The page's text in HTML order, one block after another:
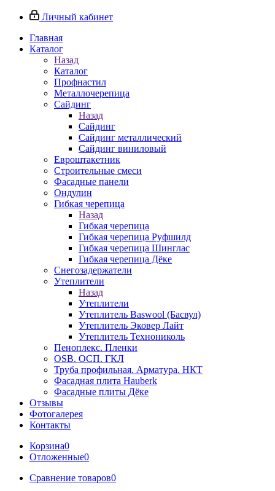
Личный кабинет
Главная
Каталог
Назад
Каталог
Профнастил
Металлочерепица
Сайдинг
Назад
Сайдинг
Сайдинг металлический
Сайдинг виниловый
Евроштакетник
Строительные смеси
Фасадные панели
Ондулин
Гибкая черепица
Назад
Гибкая черепица
Гибкая черепица Руфшилд
Гибкая черепица Шинглас
Гибкая черепица Дёке
Снегозадержатели
Утеплители
Назад
Утеплители
Утеплитель Baswool (Басвул)
Утеплитель Эковер Лайт
Утеплитель Технониколь
Пеноплекс. Пленки
OSB. ОСП. ГКЛ
Труба профильная. Арматура. НКТ
Фасадная плита Hauberk
Фасадные плиты Дёке
Отзывы
Фотогалерея
Контакты
Корзина0
Отложенные0
Сравнение товаров0